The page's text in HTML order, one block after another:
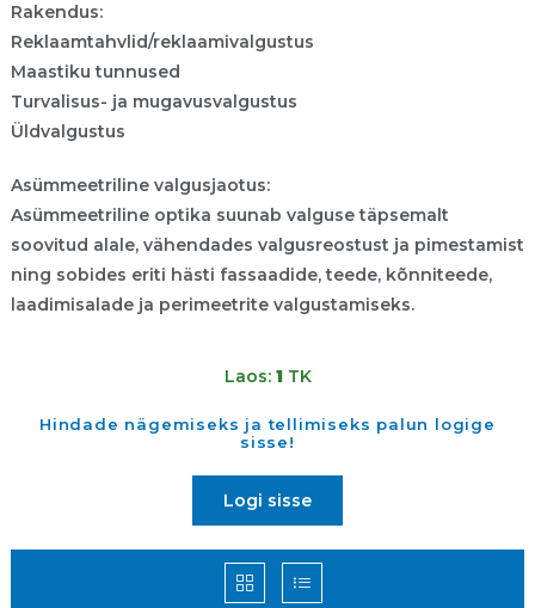
Rakendus:
Reklaamtahvlid/reklaamivalgustus
Maastiku tunnused
Turvalisus- ja mugavusvalgustus
Üldvalgustus
Asümmeetriline valgusjaotus:
Asümmeetriline optika suunab valguse täpsemalt
soovitud alale, vähendades valgusreostust ja pimestamist
ning sobides eriti hästi fassaadide, teede, kõnniteede,
laadimisalade ja perimeetrite valgustamiseks.
Laos: 1TK
Hindade nägemiseks ja tellimiseks palun logige
sisse!
Logi sisse